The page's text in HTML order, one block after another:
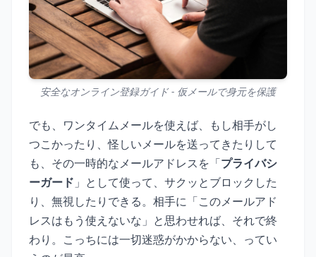
安全なオンライン登録ガイド - 仮メールで身元を保護
でも、ワンタイムメールを使えば、もし相手がし
つこかったり、怪しいメールを送ってきたりして
も、その一時的なメールアドレスを「プライバシ
ーガード 」として使って、サクッとブロックした
り、無視したりできる。相手に「このメールアド
レスはもう使えないな」と思わせれば、それで終
わり。こっちには一切迷惑がかからない、ってい